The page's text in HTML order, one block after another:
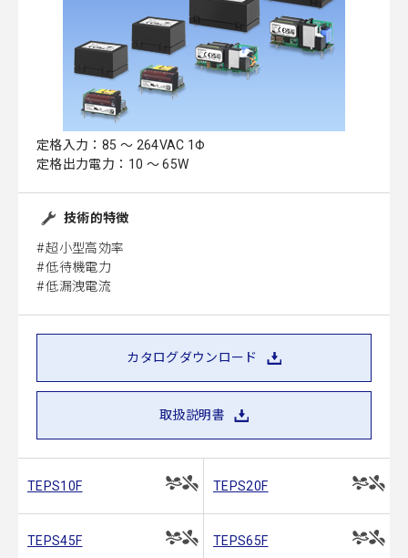
定格入力：85 ～ 264VAC 1Φ
定格出力電力：10 ～ 65W
技術的特徴
超小型高効率
低待機電力
低漏洩電流
カタログダウンロード
取扱説明書
TEPS10F TEPS20F
TEPS45F TEPS65F